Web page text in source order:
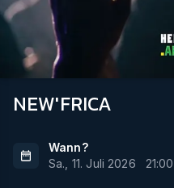
NEW'FRICA
Wann?
Sa., 11. Juli 2026
21:00